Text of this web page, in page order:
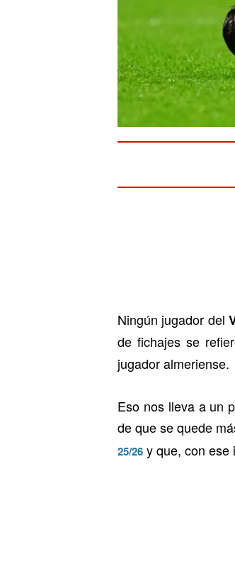
Ningún jugador del
de fichajes se
jugador almeriense.
Eso nos lleva a un
de que se quede
25/26 y que, con ese